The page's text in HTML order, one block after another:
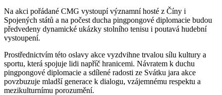
Na akci pořádané CMG vystoupí významní hosté z Číny i
Spojených států a na počest ducha pingpongové diplomacie budou
předvedeny dynamické ukázky stolního tenisu i poutavá hudební
vystoupení.
Prostřednictvím této oslavy akce vyzdvihne trvalou sílu kultury a
sportu, která spojuje lidi napříč hranicemi. Návratem k duchu
pingpongové diplomacie a sdílené radosti ze Svátku jara akce
povzbuzuje mladší generace k dialogu, vzájemnému respektu a
mezikulturnímu porozumění.